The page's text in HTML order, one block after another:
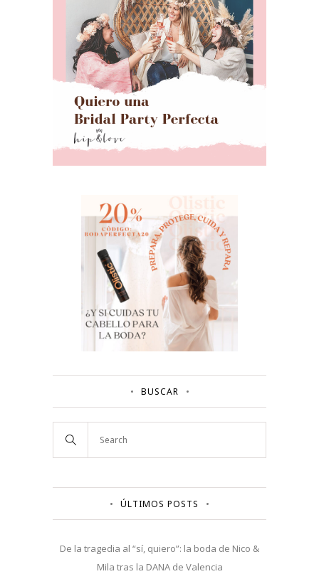
BUSCAR
ÚLTIMOS POSTS
De la tragedia al “sí, quiero”: la boda de Nico &
Mila tras la DANA de Valencia